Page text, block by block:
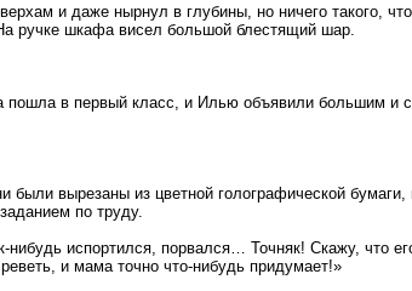
и даже нырнул в глубины, но ничего такого,
ручке шкафа висел большой блестящий шар.
в первый класс, и Илью объявили большим и
были вырезаны из цветной голографической
по труду.
испортился, порвался… Точняк! Скажу, что
и мама точно что-нибудь придумает!»